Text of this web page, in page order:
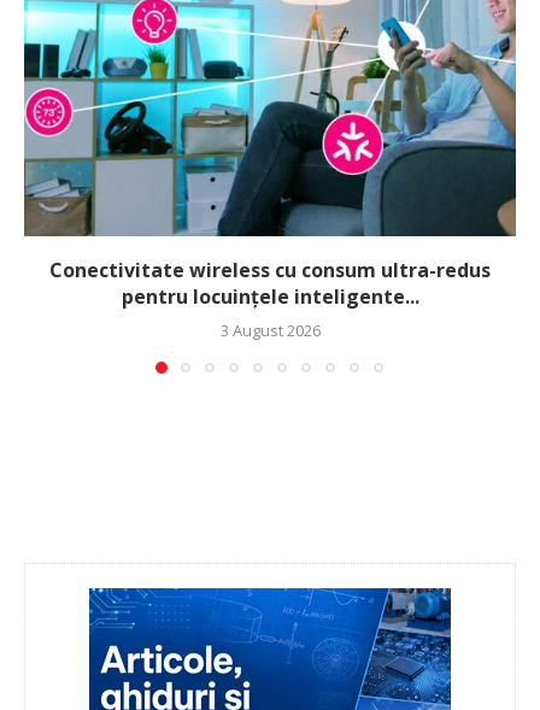
Conectivitate wireless cu consum ultra-redus
pentru locuințele inteligente...
3 August 2026